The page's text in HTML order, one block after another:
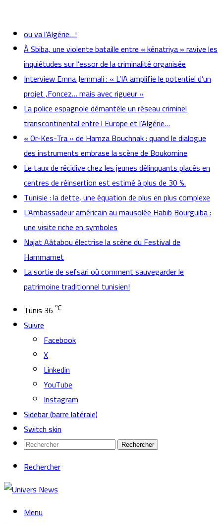
ou va l’Algérie…!
À Sbiba, une violente bataille entre « kénatriya » ravive les
inquiétudes sur l’essor de la criminalité organisée
Interview Emna Jemmali : « L’IA amplifie le potentiel d’un
projet ,Foncez… mais avec rigueur »
La police espagnole démantéle un réseau criminel
transcontinental entre l Europe et l’Algérie…
« Or-Kes-Tra » de Hamza Bouchnak : quand le dialogue
des instruments embrase la scène de Boukornine
Le taux de récidive chez les jeunes délinquants placés en
centres de réinsertion est estimé à plus de 30 %.
Tunisie : la dette, une équation de plus en plus complexe
L’Ambassadeur américain au mausolée Habib Bourguiba :
une visite riche en symboles
Najat Aâtabou électrise la scène du Festival de
Hammamet
La sortie de sefsari où comment sauvegarder le
patrimoine traditionnel tunisien!
Tunis 36 ℃
Suivre
Facebook
X
Linkedin
YouTube
Instagram
Sidebar (barre latérale)
Switch skin
Rechercher
Rechercher
Menu